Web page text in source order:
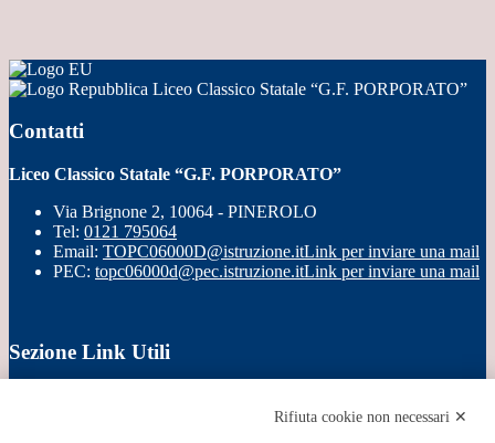
Liceo Classico Statale “G.F. PORPORATO”
Contatti
Liceo Classico Statale “G.F. PORPORATO”
Via Brignone 2, 10064 - PINEROLO
Tel: 0121 795064
Email: TOPC06000D@istruzione.itLink per inviare una mail
PEC: topc06000d@pec.istruzione.itLink per inviare una mail
Sezione Link Utili
Rifiuta cookie non necessari ✕